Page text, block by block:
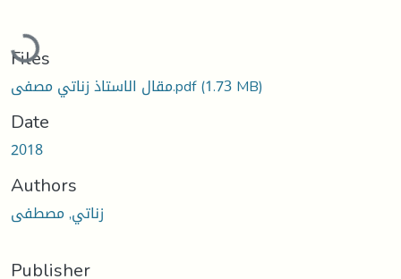
Loading...
Files
مقال الاستاذ زناتي مصفى.pdf(1.73 MB)
Date
2018
Authors
زناتي, مصطفى
Publisher